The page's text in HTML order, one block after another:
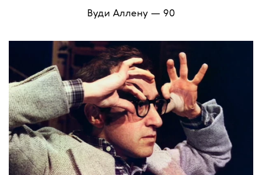
Вуди Аллену — 90